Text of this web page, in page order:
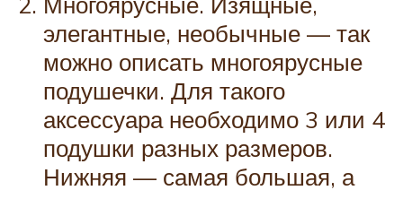
элегантные, необычные — так
можно описать многоярусные
подушечки. Для такого
аксессуара необходимо 3 или 4
подушки разных размеров.
Нижняя — самая большая, а